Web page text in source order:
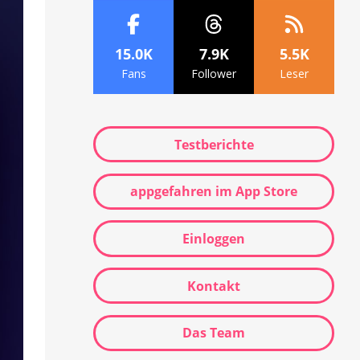
15.0K
Fans
7.9K
Follower
5.5K
Leser
Testberichte
appgefahren im App Store
Einloggen
Kontakt
Das Team